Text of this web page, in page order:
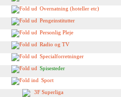
Overnatning (hoteller etc)
Pengeinstitutter
Personlig Pleje
Radio og TV
Specialforretninger
Spisesteder
Sport
3F Superliga